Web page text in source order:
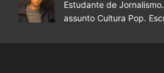
Estudante de
assunto Cultura Pop.